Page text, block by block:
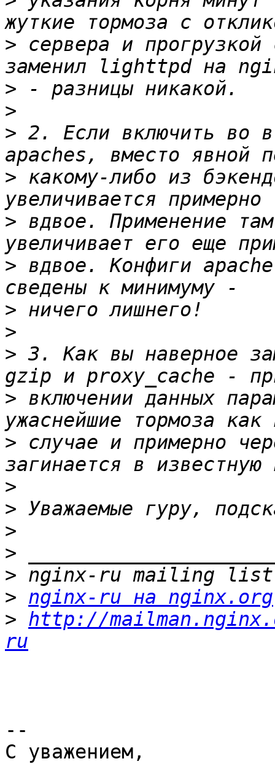
> сервера и
>
>
> 2. Если включить во
> какому-либо из
> вдвое. Применение
> вдвое. Конфиги
>
>
> 3. Как вы наверное
> включении данных
> случае и примерно
>
>
>
>
>
> nginx-ru на nginx.org
> http://
ru
--
С уважением,